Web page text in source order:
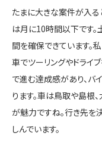
たまに大きな案件が入る
は月に10時間以下です。
間を確保できています。
車でツーリングやドライ
で進む達成感があり、バ
ります。車は鳥取や島根
が魅力ですね。行き先を
しんでいます。